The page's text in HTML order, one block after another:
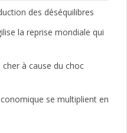
des déséquilibres
la reprise mondiale qui
à cause du choc
se multiplient en